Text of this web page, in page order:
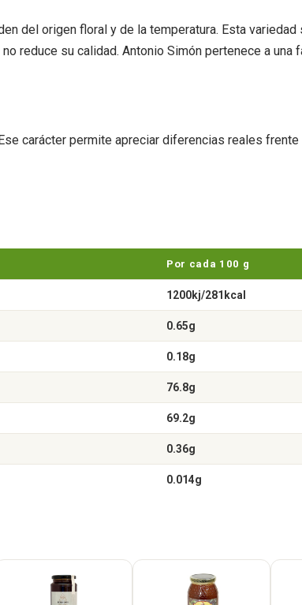
del origen floral y de la temperatura. Esta
reduce su calidad. Antonio Simón pertenece a
carácter permite apreciar diferencias reales
Por cada 100 g
1200kj/281kcal
0.65g
0.18g
76.8g
69.2g
0.36g
0.014g